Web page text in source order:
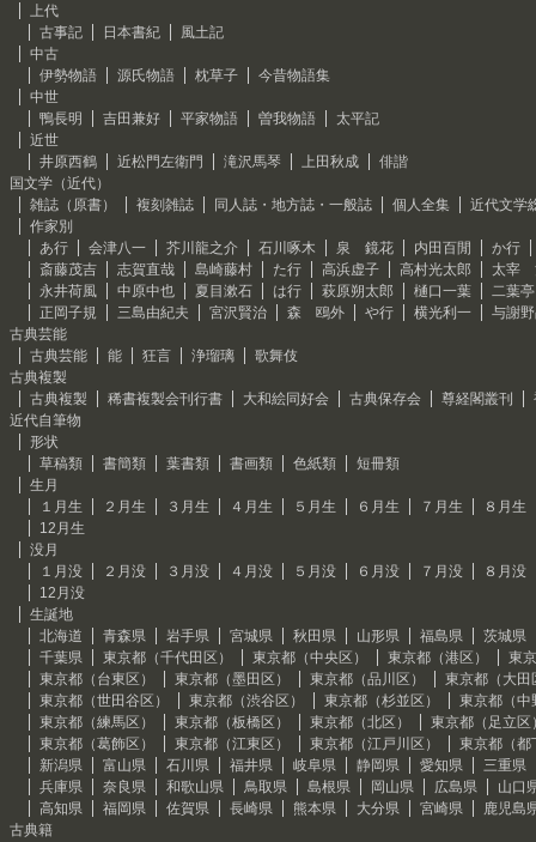
上代
古事記
日本書紀
風土記
中古
伊勢物語
源氏物語 枕草子
今昔物語集
中世
鴨長明
吉田兼好 平家物語 曽我物語
太平記
近世
井原西鶴
近松門左衛門 滝沢馬琴 上田秋成
俳諧
国文学（近代）
雑誌（原書）
複刻雑誌 同人誌・地方誌・一般誌 個人全集
近代文学
作家別
あ行
会津八一 芥川龍之介 石川啄木 泉 鏡花 内田百閒
か行
斎藤茂吉
志賀直哉 島崎藤村 た行 高浜虚子 高村光太郎
太宰
永井荷風
中原中也 夏目漱石 は行 萩原朔太郎 樋口一葉
二葉
正岡子規
三島由紀夫 宮沢賢治 森 鴎外 や行 横光利一
与謝
古典芸能
古典芸能
能 狂言 浄瑠璃
歌舞伎
古典複製
古典複製
稀書複製会刊行書 大和絵同好会 古典保存会 尊経閣叢刊
近代自筆物
形状
草稿類
書簡類 葉書類 書画類 色紙類
短冊類
生月
１月生
２月生 ３月生 ４月生 ５月生 ６月生 ７月生
８月生
12月生
没月
１月没
２月没 ３月没 ４月没 ５月没 ６月没 ７月没
８月没
12月没
生誕地
北海道
青森県 岩手県 宮城県 秋田県 山形県 福島県
茨城県
千葉県
東京都（千代田区） 東京都（中央区） 東京都（港区）
東
東京都（台東区）
東京都（墨田区） 東京都（品川区）
東京都（大田
東京都（世田谷区）
東京都（渋谷区） 東京都（杉並区）
東京都（中
東京都（練馬区）
東京都（板橋区） 東京都（北区）
東京都（足立区
東京都（葛飾区）
東京都（江東区） 東京都（江戸川区）
東京都（都
新潟県
富山県 石川県 福井県 岐阜県 静岡県 愛知県
三重県
兵庫県
奈良県 和歌山県 鳥取県 島根県 岡山県 広島県
山口
高知県
福岡県 佐賀県 長崎県 熊本県 大分県 宮崎県
鹿児島
古典籍